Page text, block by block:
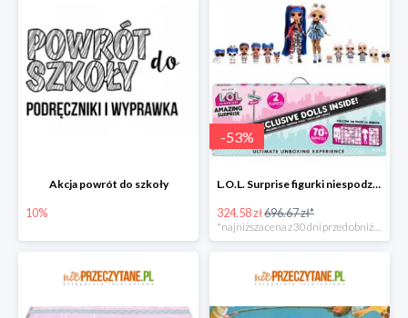
Akcja powrót do szkoły
10%
-53%
L.O.L. Surprise figurki niespodzianki Amazing Surprise w super cenie
324.58 zł696.67 zł*